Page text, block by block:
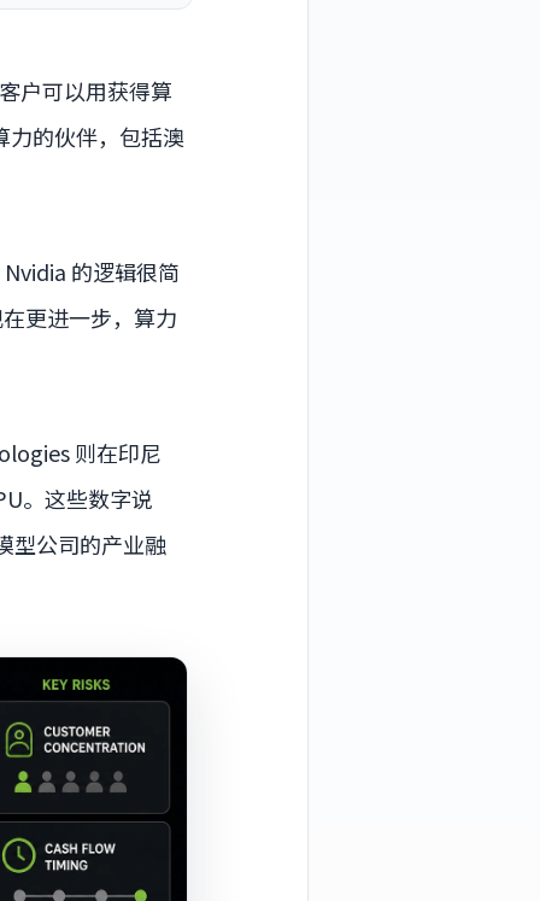
户可以用获得算
力的伙伴，包括澳
的逻辑很简
更进一步，算力
则在印尼
。这些数字说
型公司的产业融